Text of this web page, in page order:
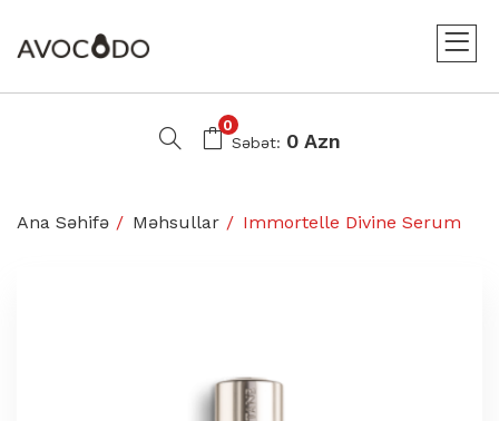
Səbət: 0 Azn
0
Ana Səhifə Məhsullar Immortelle Divine Serum